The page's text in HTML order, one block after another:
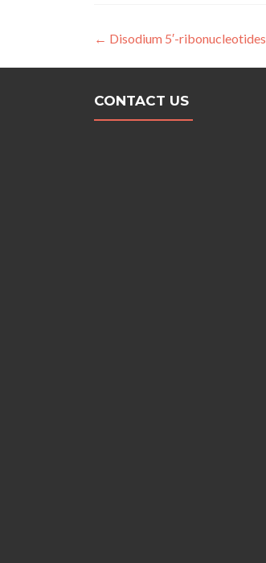
Post navigation
← Disodium 5′-ribonucleotides
CONTACT US